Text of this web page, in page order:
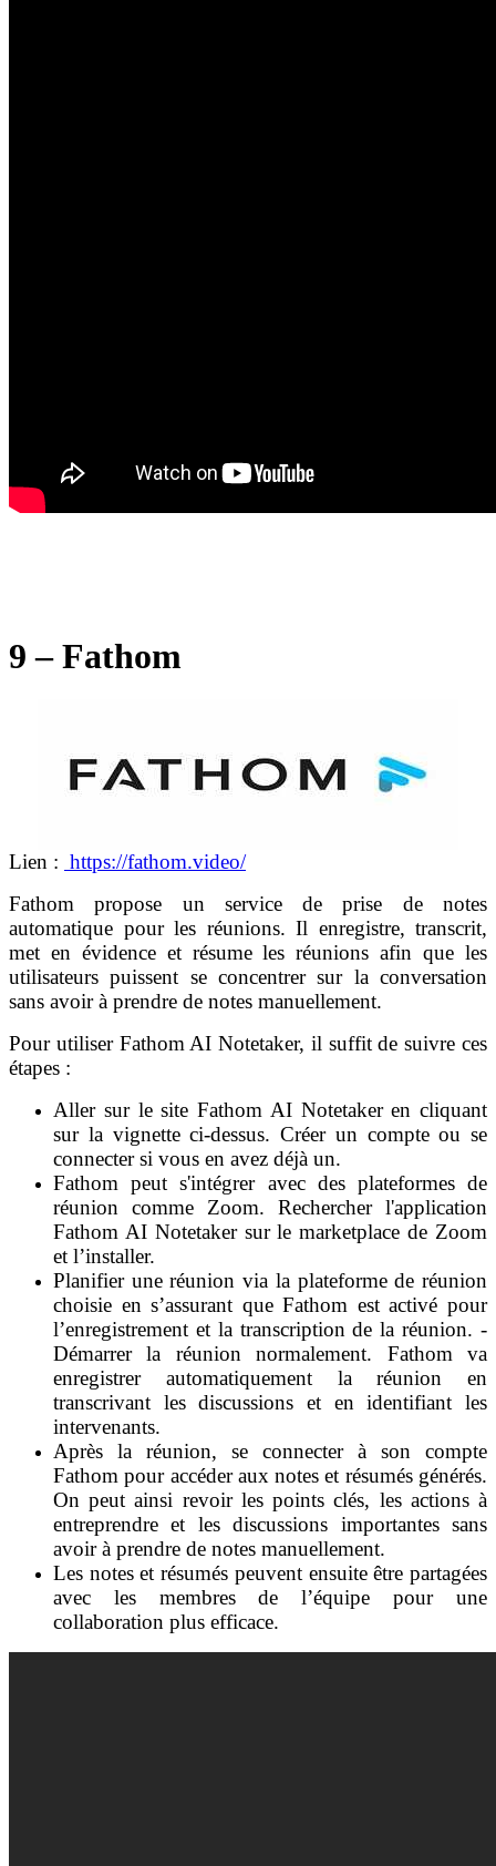
9 – Fathom
Lien : https://fathom.video/
Fathom propose un service de prise de notes
automatique pour les réunions. Il enregistre, transcrit,
met en évidence et résume les réunions afin que les
utilisateurs puissent se concentrer sur la conversation
sans avoir à prendre de notes manuellement.
Pour utiliser Fathom AI Notetaker, il suffit de suivre ces
étapes :
Aller sur le site Fathom AI Notetaker en cliquant
sur la vignette ci-dessus. Créer un compte ou se
connecter si vous en avez déjà un.
Fathom peut s'intégrer avec des plateformes de
réunion comme Zoom. Rechercher l'application
Fathom AI Notetaker sur le marketplace de Zoom
et l’installer.
Planifier une réunion via la plateforme de réunion
choisie en s’assurant que Fathom est activé pour
l’enregistrement et la transcription de la réunion. -
Démarrer la réunion normalement. Fathom va
enregistrer automatiquement la réunion en
transcrivant les discussions et en identifiant les
intervenants.
Après la réunion, se connecter à son compte
Fathom pour accéder aux notes et résumés générés.
On peut ainsi revoir les points clés, les actions à
entreprendre et les discussions importantes sans
avoir à prendre de notes manuellement.
Les notes et résumés peuvent ensuite être partagées
avec les membres de l’équipe pour une
collaboration plus efficace.